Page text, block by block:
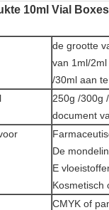
10ml Vial
de grootte
van 1ml/
/30ml aan
250g /300g
document
De
E
Kosmetisch
CMYK of